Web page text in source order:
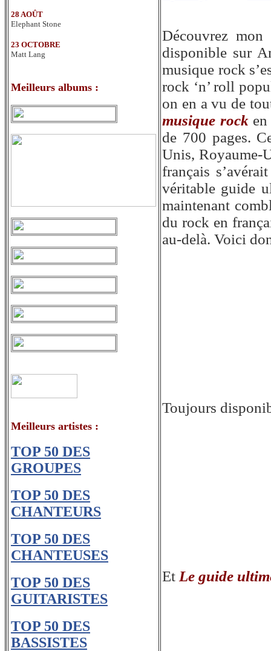
28 AOÛT
Elephant Stone
23 OCTOBRE
Matt Lang
Meilleurs albums :
Meilleurs artistes :
TOP 50 DES
GROUPES
TOP 50 DES
CHANTEURS
TOP 50 DES
CHANTEUSES
TOP 50 DES
GUITARISTES
TOP 50 DES
BASSISTES
Découvrez
disponible sur
musique rock
rock ‘n’ roll
on en a vu de
musique rocken
de 700 pages.
Unis, Royaume-
français
véritable guide
maintenant
du rock en
au-delà. Voici
Toujours
Et Le guide